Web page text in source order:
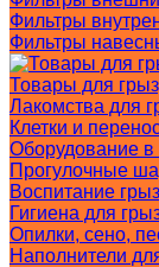
Фильтры
Фильтры
Товары для
Лакомства для
Клетки и
Оборудование в
Прогулочные
Воспитание
Гигиена для
Опилки, сено,
Наполнители